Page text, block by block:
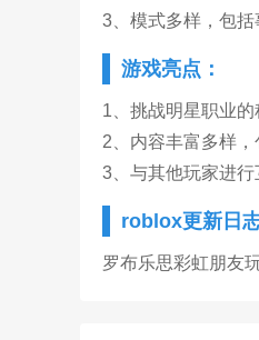
3、模式多样，包括
游戏亮点：
1、挑战明星职业的
2、内容丰富多样，
3、与其他玩家进行
roblox更新日志
罗布乐思彩虹朋友